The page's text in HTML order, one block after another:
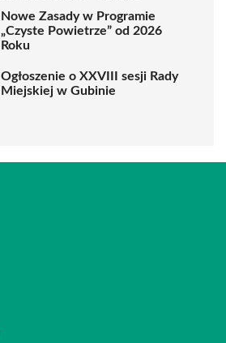
Nowe Zasady w Programie
„Czyste Powietrze” od 2026
Roku
Ogłoszenie o XXVIII sesji Rady
Miejskiej w Gubinie